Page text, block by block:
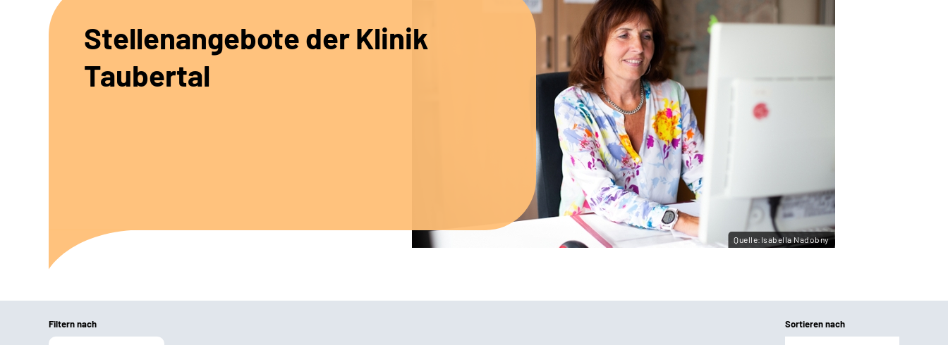
Stellenangebote der Klinik
Taubertal
Quelle:Isabella Nadobny
Filtern nach Sortieren nach